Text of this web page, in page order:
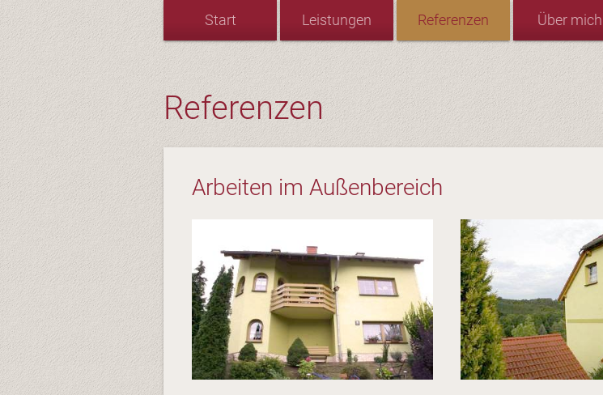
Start Leistungen Referenzen Über mich
Referenzen
Arbeiten im Außenbereich